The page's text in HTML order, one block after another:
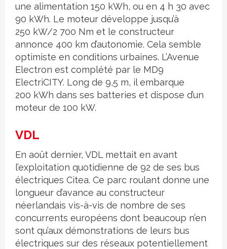
une alimentation 150 kWh, ou en 4 h 30 avec
90 kWh. Le moteur développe jusqu’à
250 kW/2 700 Nm et le constructeur
annonce 400 km d’autonomie. Cela semble
optimiste en conditions urbaines. L’Avenue
Electron est complété par le MD9
ElectriCITY. Long de 9,5 m, il embarque
200 kWh dans ses batteries et dispose d’un
moteur de 100 kW.
VDL
En août dernier, VDL mettait en avant
l’exploitation quotidienne de 92 de ses bus
électriques Citea. Ce parc roulant donne une
longueur d’avance au constructeur
néerlandais vis-à-vis de nombre de ses
concurrents européens dont beaucoup n’en
sont qu’aux démonstrations de leurs bus
électriques sur des réseaux potentiellement